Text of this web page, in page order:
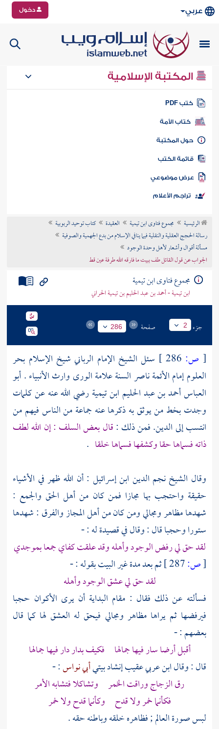
عربي دخول
المكتبة الإسلامية
كتب PDF
كتاب الأمة
المكتبة
الكتب
موضوعي
تراجم الأعلام
الرئيسية مجموع فتاوى ابن تيمية العقيدة
كتاب توحيد الربوبية
رسالة الحجج العقلية والنقلية فيما ينافي الإسلام من بدع الجهمية والصوفية
مسألة أقوال وأشعار لأهل وحدة الوجود
الجواب عن قول القائل طف ببيت ما فارقه الله طرفة عين قط
مجموع فتاوى ابن تيمية
ابن تيمية - أحمد بن عبد الحليم بن تيمية الحراني
جزء 2 صفحة 286
[ ص:
سئل الشيخ الإمام الرباني شيخ الإسلام بحر
العلوم إمام الأئمة ناصر السنة علامة الورى وارث الأنبياء .أبو
العباس أحمد بن عبد الحليم ابن تيميةرضي الله عنه عن كلمات
وجدت بخط من يوثق به ذكرها عنه جماعة من الناس فيهم من
انتسب إلى الدين. فمن ذلك :قال بعض السلف : إن الله لطف
ذاته فسماها حقا وكشفها فسماها خلقا .
وقال الشيخ نجم الدين ابن إسرائيل : أن الله ظهر في الأشياء
حقيقة واحتجب بها مجازا فمن كان من أهل الحق والجمع :
شهدها مظاهر ومجالي ومن كان من أهل المجاز والفرق : شهدها
ستورا وحجبا قال : وقال في قصيدة له : -
لقد حق لي رفض الوجود وأهله وقد علقت كفاي جمعا بموجدي
[ص:
ثم بعد مدة غير البيت بقوله : -
لقد حق لي عشق الوجود وأهله
فسألته عن ذلك فقال : مقام البداية أن يرى الأكوان حجبا
فيرفضها ثم يراها مظاهر ومجالي فيحق له العشق لها كما قال
بعضهم : -
أقبل أرضا سار فيها جمالها فكيف بدار دار فيها جمالها
قال : وقالابن عربيعقيب إنشاد بيتيأبي نواس: -
رق الزجاج وراقت الخمر وتشاكلا فتشابه الأمر
فكأنما خمر ولا قدح وكأنما قدح ولا خمر
لبس صورة العالم ; فظاهره خلقه وباطنه حقه .